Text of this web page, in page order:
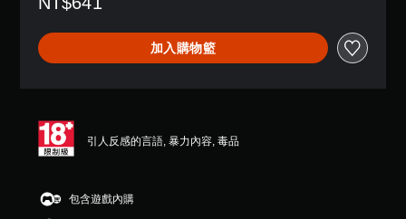
5
顆
星
5
顆
，
加入購物籃
引人反感的言語, 暴力內容, 毒品
包含遊戲內購